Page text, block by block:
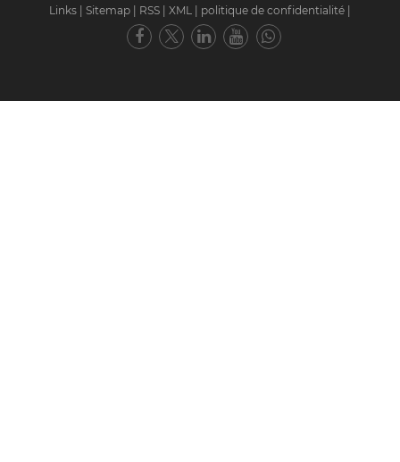
Links
Sitemap RSS XML politique de confidentialité